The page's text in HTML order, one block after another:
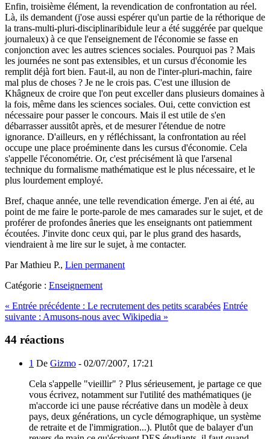
Enfin, troisième élément, la revendication de confrontation au réel.
Là, ils demandent (j'ose aussi espérer qu'un partie de la réthorique de
la trans-multi-pluri-disciplinaribidule leur a été suggérée par quelque
journaleux) à ce que l'enseignement de l'économie se fasse en
conjonction avec les autres sciences sociales. Pourquoi pas ? Mais
les journées ne sont pas extensibles, et un cursus d'économie les
remplit déjà fort bien. Faut-il, au non de l'inter-pluri-machin, faire
mal plus de choses ? Je ne le crois pas. C'est une illusion de
Khâgneux de croire que l'on peut exceller dans plusieurs domaines à
la fois, même dans les sciences sociales. Oui, cette conviction est
nécessaire pour passer le concours. Mais il est utile de s'en
débarrasser aussitôt après, et de mesurer l'étendue de notre
ignorance. D'ailleurs, en y réfléchissant, la confrontation au réel
occupe une place proéminente dans les cursus d'économie. Cela
s'appelle l'économétrie. Or, c'est précisément là que l'arsenal
technique du formalisme mathématique est le plus nécessaire, et le
plus lourdement employé.
Bref, chaque année, une telle revendication émerge. J'en ai été, au
point de me faire le porte-parole de mes camarades sur le sujet, et de
proférer de profondes âneries que les enseignants ont patiemment
écoutées. J'invite donc ceux qui, par le plus grand des hasards,
viendraient à me lire sur le sujet, à me contacter.
Par Mathieu P., Lien permanent
Catégorie : Enseignement
« Entrée précédente : Le recrutement des petits scarabées Entrée
suivante : Amusons-nous avec Wikipedia »
44 réactions
1 De Gizmo - 02/07/2007, 17:21
Cela s'appelle "vieillir" ? Plus sérieusement, je partage ce que
vous écrivez, notamment sur l'utilité des mathématiques (je
m'accorde ici une pause récréative dans un modèle à deux
pays, deux générations, un cycle démographique, un système
de retraite et de l'immigration...). Plutôt que de balayer d'un